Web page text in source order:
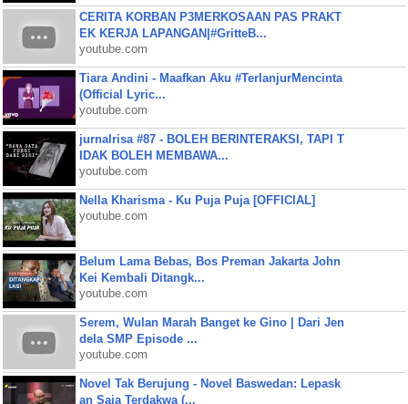
CERITA KORBAN P3MERKOSAAN PAS PRAKT
EK KERJA LAPANGAN|#GritteB...
youtube.com
Tiara Andini - Maafkan Aku #TerlanjurMencinta
(Official Lyric...
youtube.com
jurnalrisa #87 - BOLEH BERINTERAKSI, TAPI T
IDAK BOLEH MEMBAWA...
youtube.com
Nella Kharisma - Ku Puja Puja [OFFICIAL]
youtube.com
Belum Lama Bebas, Bos Preman Jakarta John
Kei Kembali Ditangk...
youtube.com
Serem, Wulan Marah Banget ke Gino | Dari Jen
dela SMP Episode ...
youtube.com
Novel Tak Berujung - Novel Baswedan: Lepask
an Saja Terdakwa (...